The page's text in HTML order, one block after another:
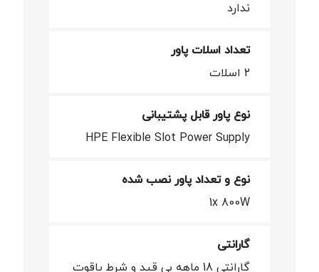
ندارد
تعداد اسلات پاور
2 اسلات
نوع پاور قابل پشتیبانی
HPE Flexible Slot Power Supply
نوع و تعداد پاور نصب شده
1x 800W
گارانتی
گارانتی 18 ماهه بی قید و شرط یاقوت